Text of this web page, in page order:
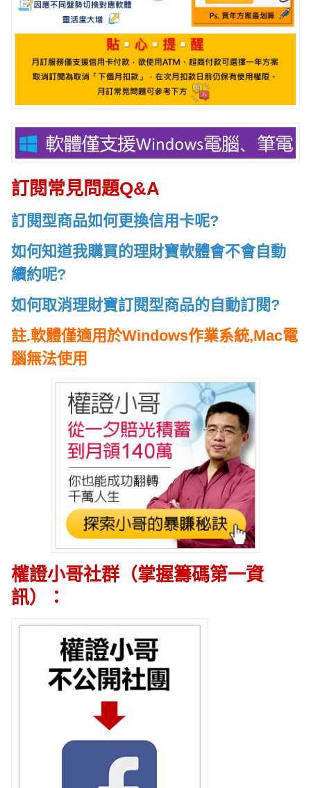
訂閱常見問題Q&A
訂閱型商品如何更換信用卡呢?
如何知道我購買的理財寶軟體會不會自動
續約呢?
如何取消理財寶訂閱型商品的自動訂閱?
註.軟體僅適用於Windows作業系統,Mac電
腦無法使用
權證小哥社群（掌握籌碼第一資
訊）：